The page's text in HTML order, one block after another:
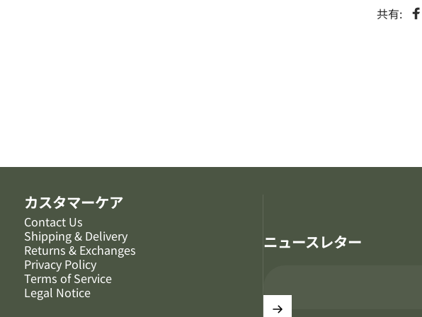
共有:
カスタマーケア
Contact Us
Shipping & Delivery
Returns & Exchanges
Privacy Policy
Terms of Service
Legal Notice
ニュースレター